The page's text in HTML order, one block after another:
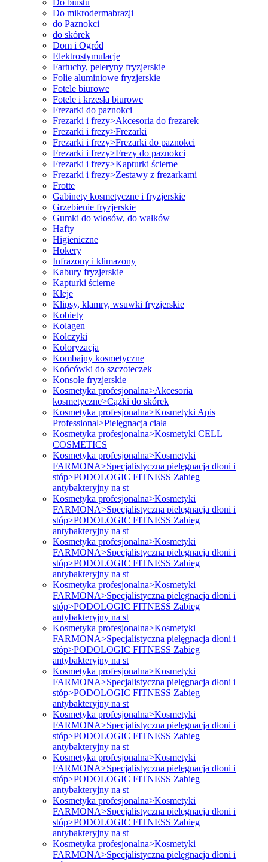
Do mikrodermabrazji
do Paznokci
do skórek
Dom i Ogród
Elektrostymulacje
Fartuchy, peleryny fryzjerskie
Folie aluminiowe fryzjerskie
Fotele biurowe
Fotele i krzesła biurowe
Frezarki do paznokci
Frezarki i frezy>Akcesoria do frezarek
Frezarki i frezy>Frezarki
Frezarki i frezy>Frezarki do paznokci
Frezarki i frezy>Frezy do paznokci
Frezarki i frezy>Kapturki ścierne
Frezarki i frezy>Zestawy z frezarkami
Frotte
Gabinety kosmetyczne i fryzjerskie
Grzebienie fryzjerskie
Gumki do włosów, do wałków
Hafty
Higieniczne
Hokery
Infrazony i klimazony
Kabury fryzjerskie
Kapturki ścierne
Kleje
Klipsy, klamry, wsuwki fryzjerskie
Kobiety
Kolagen
Kolczyki
Koloryzacja
Kombajny kosmetyczne
Końcówki do szczoteczek
Konsole fryzjerskie
Kosmetyka profesjonalna>Akcesoria
kosmetyczne>Cążki do skórek
Kosmetyka profesjonalna>Kosmetyki Apis
Professional>Pielęgnacja ciała
Kosmetyka profesjonalna>Kosmetyki CELL
COSMETICS
Kosmetyka profesjonalna>Kosmetyki
FARMONA>Specjalistyczna pielęgnacja dłoni i
stóp>PODOLOGIC FITNESS Zabieg
antybakteryjny na st
Kosmetyka profesjonalna>Kosmetyki
FARMONA>Specjalistyczna pielęgnacja dłoni i
stóp>PODOLOGIC FITNESS Zabieg
antybakteryjny na st
Kosmetyka profesjonalna>Kosmetyki
FARMONA>Specjalistyczna pielęgnacja dłoni i
stóp>PODOLOGIC FITNESS Zabieg
antybakteryjny na st
Kosmetyka profesjonalna>Kosmetyki
FARMONA>Specjalistyczna pielęgnacja dłoni i
stóp>PODOLOGIC FITNESS Zabieg
antybakteryjny na st
Kosmetyka profesjonalna>Kosmetyki
FARMONA>Specjalistyczna pielęgnacja dłoni i
stóp>PODOLOGIC FITNESS Zabieg
antybakteryjny na st
Kosmetyka profesjonalna>Kosmetyki
FARMONA>Specjalistyczna pielęgnacja dłoni i
stóp>PODOLOGIC FITNESS Zabieg
antybakteryjny na st
Kosmetyka profesjonalna>Kosmetyki
FARMONA>Specjalistyczna pielęgnacja dłoni i
stóp>PODOLOGIC FITNESS Zabieg
antybakteryjny na st
Kosmetyka profesjonalna>Kosmetyki
FARMONA>Specjalistyczna pielęgnacja dłoni i
stóp>PODOLOGIC FITNESS Zabieg
antybakteryjny na st
Kosmetyka profesjonalna>Kosmetyki
FARMONA>Specjalistyczna pielęgnacja dłoni i
stóp>PODOLOGIC FITNESS Zabieg
antybakteryjny na st
Kosmetyka profesjonalna>Kosmetyki
FARMONA>Specjalistyczna pielęgnacja dłoni i